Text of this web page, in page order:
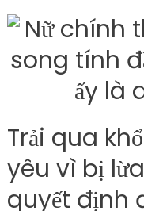
Trải qua
yêu vì bị
quyết định